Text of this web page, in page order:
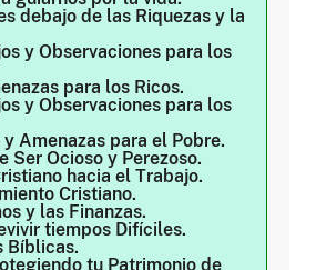
debajo de las Riquezas y la
y Observaciones para los
para los Ricos.
y Observaciones para los
y Amenazas para el Pobre.
Ser Ocioso y Perezoso.
hacia el Trabajo.
Cristiano.
y las Finanzas.
tiempos Difíciles.
Bíblicas.
tu Patrimonio de